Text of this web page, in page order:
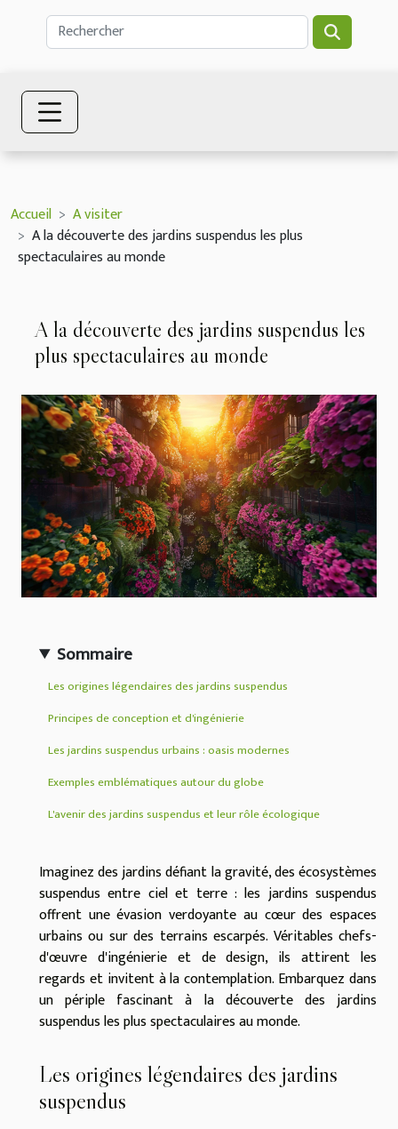
Accueil
A visiter
A la découverte des jardins suspendus les plus
spectaculaires au monde
A la découverte des jardins suspendus les
plus spectaculaires au monde
Sommaire
Les origines légendaires des jardins suspendus
Principes de conception et d'ingénierie
Les jardins suspendus urbains : oasis modernes
Exemples emblématiques autour du globe
L'avenir des jardins suspendus et leur rôle écologique
Imaginez des jardins défiant la gravité, des écosystèmes
suspendus entre ciel et terre : les jardins suspendus
offrent une évasion verdoyante au cœur des espaces
urbains ou sur des terrains escarpés. Véritables chefs-
d'œuvre d'ingénierie et de design, ils attirent les
regards et invitent à la contemplation. Embarquez dans
un périple fascinant à la découverte des jardins
suspendus les plus spectaculaires au monde.
Les origines légendaires des jardins
suspendus